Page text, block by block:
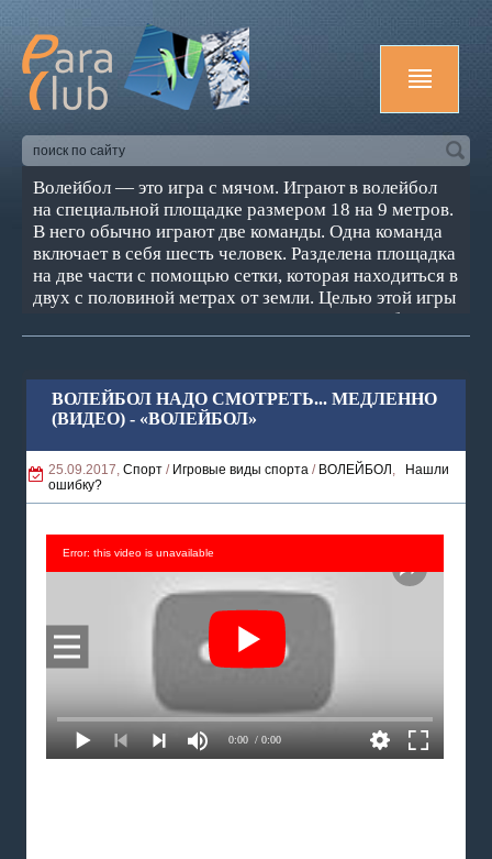
Волейбол — это игра с мячом. Играют в волейбол
на специальной площадке размером 18 на 9 метров.
В него обычно играют две команды. Одна команда
включает в себя шесть человек. Разделена площадка
на две части с помощью сетки, которая находиться в
двух с половиной метрах от земли. Целью этой игры
является задать такое направление мячу, чтобы он
пролетая сетку с Вашей стороны коснулся
мячу коснуться вашей площадки.
ВОЛЕЙБОЛ НАДО СМОТРЕТЬ... МЕДЛЕННО
(ВИДЕО) - «ВОЛЕЙБОЛ»
25.09.2017, Спорт / Игровые виды спорта / ВОЛЕЙБОЛ ,
Нашли
ошибку?
0:00 / 0:00
Error: this video is unavailable